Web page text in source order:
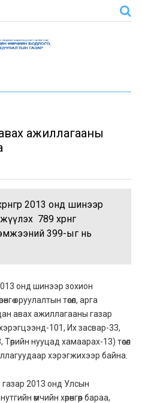
ажиллагааны
2013 онд шинээр
789 хөрөнгө
399-ыг нь
2013 онд шинээр зохион
оруулалтын төсөл, арга
авах ажиллагааны газар
101, Их засвар-33,
нууцад хамаарах-13) төсөл
хэрэгжихээр байна.
2013 онд Улсын
өмчийн хөрөнгөөр бараа,